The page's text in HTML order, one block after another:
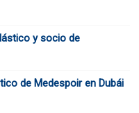
y socio de
de Medespoir en Dubái